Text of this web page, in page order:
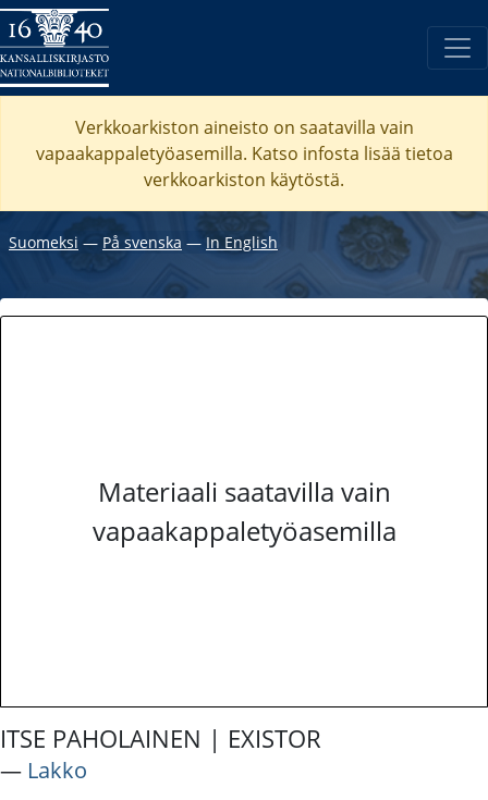
Verkkoarkiston aineisto on saatavilla vain
vapaakappaletyöasemilla. Katso infosta lisää tietoa
verkkoarkiston käytöstä.
Suomeksi ― På svenska ― In English
Materiaali saatavilla vain
vapaakappaletyöasemilla
ITSE PAHOLAINEN | EXISTOR
― Lakko